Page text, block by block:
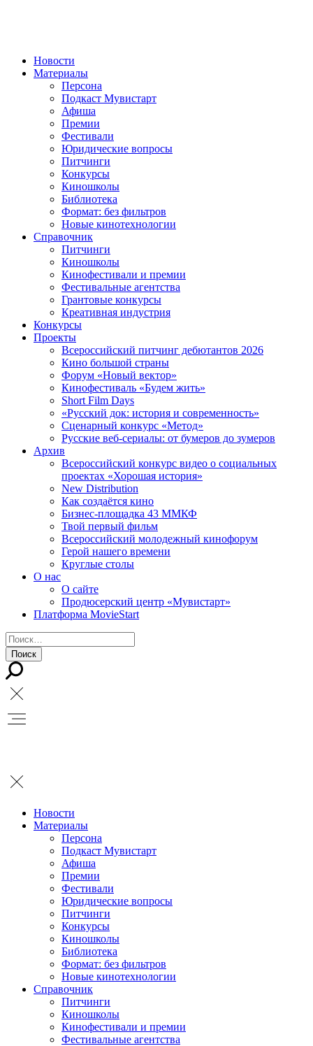
Новости
Материалы
Персона
Подкаст Мувистарт
Афиша
Премии
Фестивали
Юридические вопросы
Питчинги
Конкурсы
Киношколы
Библиотека
Формат: без фильтров
Новые кинотехнологии
Справочник
Питчинги
Киношколы
Кинофестивали и премии
Фестивальные агентства
Грантовые конкурсы
Креативная индустрия
Конкурсы
Проекты
Всероссийский питчинг дебютантов 2026
Кино большой страны
Форум «Новый вектор»
Кинофестиваль «Будем жить»
Short Film Days
«Русский док: история и современность»
Сценарный конкурс «Метод»
Русские веб-сериалы: от бумеров до зумеров
Архив
Всероссийский конкурс видео о социальных
проектах «Хорошая история»
New Distribution
Как создаётся кино
Бизнес-площадка 43 ММКФ
Твой первый фильм
Всероссийский молодежный кинофорум
Герой нашего времени
Круглые столы
О нас
О сайте
Продюсерский центр «Мувистарт»
Платформа MovieStart
Новости
Материалы
Персона
Подкаст Мувистарт
Афиша
Премии
Фестивали
Юридические вопросы
Питчинги
Конкурсы
Киношколы
Библиотека
Формат: без фильтров
Новые кинотехнологии
Справочник
Питчинги
Киношколы
Кинофестивали и премии
Фестивальные агентства